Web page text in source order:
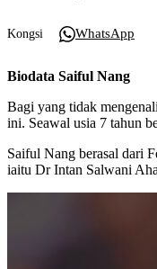
Kongsi WhatsApp
Biodata Saiful Nang
Bagi yang tidak
ini. Seawal usia 7 tahun
Saiful Nang berasal dari
iaitu Dr Intan Salwani